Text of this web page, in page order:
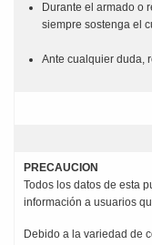
Durante el armado o
siempre sostenga el
Ante cualquier duda,
PRECAUCION
Todos los datos de esta
información a usuarios
Debido a la variedad de